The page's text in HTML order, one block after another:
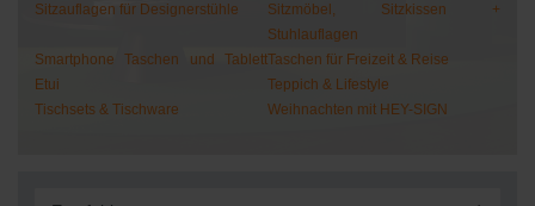
Sitzauflagen für Designerstühle
Sitzmöbel, Sitzkissen +
Stuhlauflagen
Smartphone Taschen und Tablett
Etui
Taschen für Freizeit & Reise
Teppich & Lifestyle
Tischsets & Tischware
Weihnachten mit HEY-SIGN